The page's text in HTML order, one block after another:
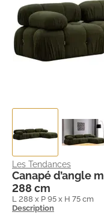
Les Tendances
Canapé d’angle
288 cm
L 288 x P 95 x H 75 cm
Description